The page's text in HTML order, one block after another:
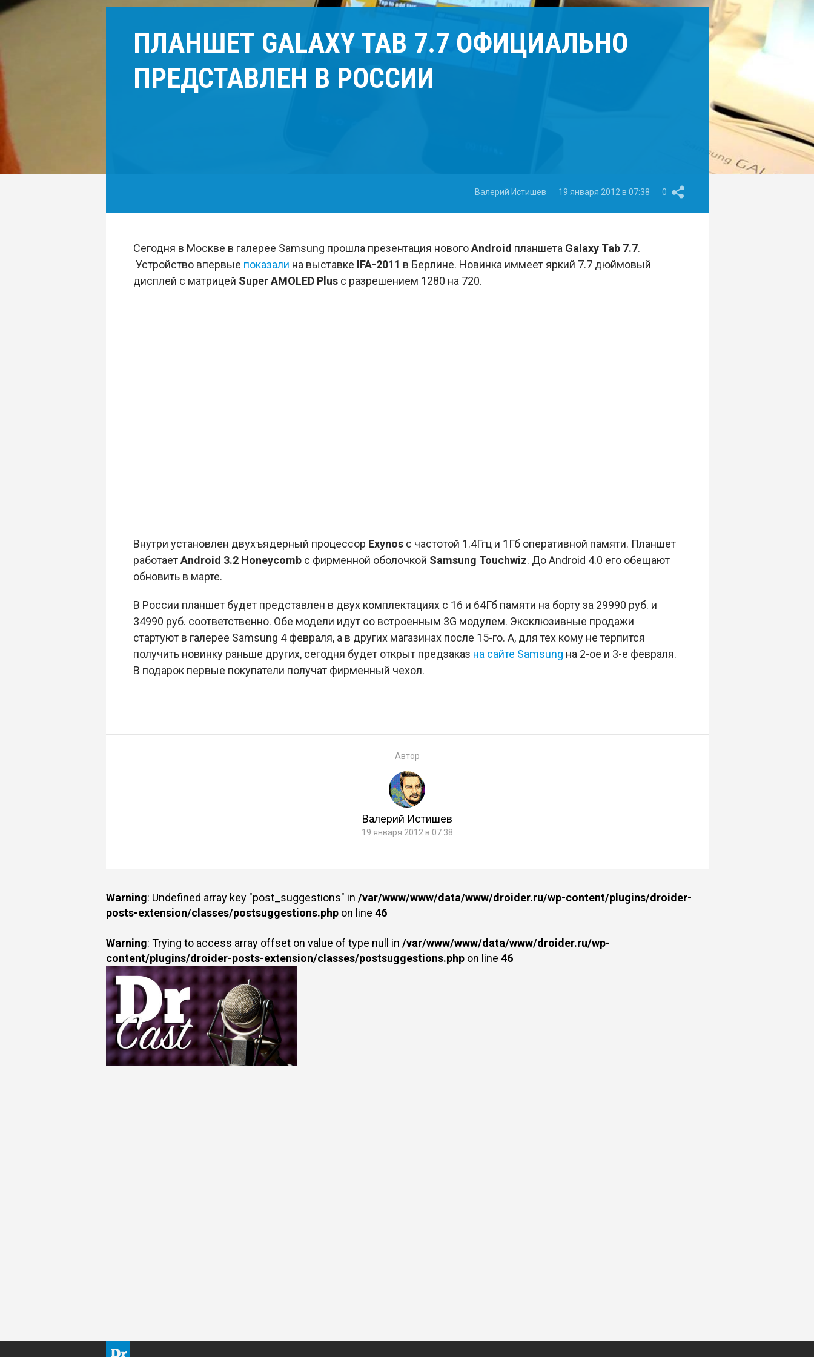
ПЛАНШЕТ GALAXY TAB 7.7 ОФИЦИАЛЬНО
ПРЕДСТАВЛЕН В РОССИИ
Валерий Истишев 19 января 2012 в 07:38 0
Сегодня в Москве в галерее Samsung прошла презентация новогоAndroid планшета Galaxy Tab 7.7.
Устройство впервые показали на выставке IFA-2011 в Берлине. Новинка иммеет яркий 7.7 дюймовый
дисплей с матрицей Super AMOLED Plusс разрешением 1280 на 720.
Внутри установлен двухъядерный процессор Exynosс частотой 1.4Ггц и 1Гб оперативной памяти. Планшет
работаетAndroid 3.2 Honeycombс фирменной оболочкой Samsung Touchwiz. До Android 4.0 его обещают
обновить в марте.
В России планшет будет представлен в двух комплектациях с 16 и 64Гб памяти на борту за 29990 руб. и
34990 руб. соответственно. Обе модели идут со встроенным 3G модулем. Эксклюзивные продажи
стартуют в галерее Samsung 4 февраля, а в других магазинах после 15-го. А, для тех кому не терпится
получить новинку раньше других, сегодня будет открыт предзаказ на сайте Samsung на 2-ое и 3-е февраля.
В подарок первые покупатели получат фирменный чехол.
Автор
Валерий Истишев
19 января 2012 в 07:38
Warning: Undefined array key "post_suggestions" in /var/www/www/data/www/droider.ru/wp-content/plugins/droider-
posts-extension/classes/postsuggestions.phpon line 46
Warning: Trying to access array offset on value of type null in /var/www/www/data/www/droider.ru/wp-
content/plugins/droider-posts-extension/classes/postsuggestions.phpon line 46